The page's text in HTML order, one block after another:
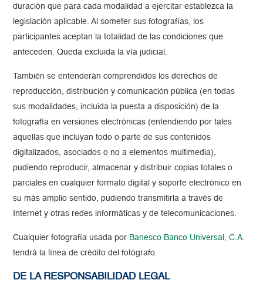
duración que para cada modalidad a ejercitar establezca la
legislación aplicable. Al someter sus fotografías, los
participantes aceptan la totalidad de las condiciones que
anteceden. Queda excluida la vía judicial.
También se entenderán comprendidos los derechos de
reproducción, distribución y comunicación pública (en todas
sus modalidades, incluida la puesta a disposición) de la
fotografía en versiones electrónicas (entendiendo por tales
aquellas que incluyan todo o parte de sus contenidos
digitalizados, asociados o no a elementos multimedia),
pudiendo reproducir, almacenar y distribuir copias totales o
parciales en cualquier formato digital y soporte electrónico en
su más amplio sentido, pudiendo transmitirla a través de
Internet y otras redes informáticas y de telecomunicaciones.
Cualquier fotografía usada por Banesco Banco Universal, C.A.
tendrá la línea de crédito del fotógrafo.
DE LA RESPONSABILIDAD LEGAL